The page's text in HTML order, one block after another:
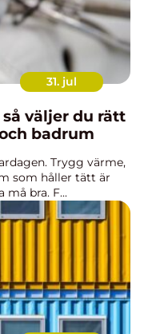
31. jul
badrum
Trygg värme,
som håller tätt är
bra. F...